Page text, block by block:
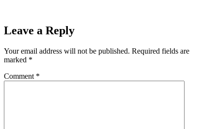
Leave a Reply
Your email address will not be published. Required fields are
marked *
Comment *